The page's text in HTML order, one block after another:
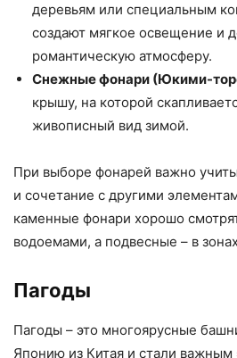
деревьям или специальным
создают мягкое освещение и
романтическую атмосферу.
Снежные фонари (Юкими-
крышу, на которой
живописный вид зимой.
При выборе фонарей важно
и сочетание с другими
каменные фонари хорошо
водоемами, а подвесные – в
Пагоды
Пагоды – это многоярусные
Японию из Китая и стали